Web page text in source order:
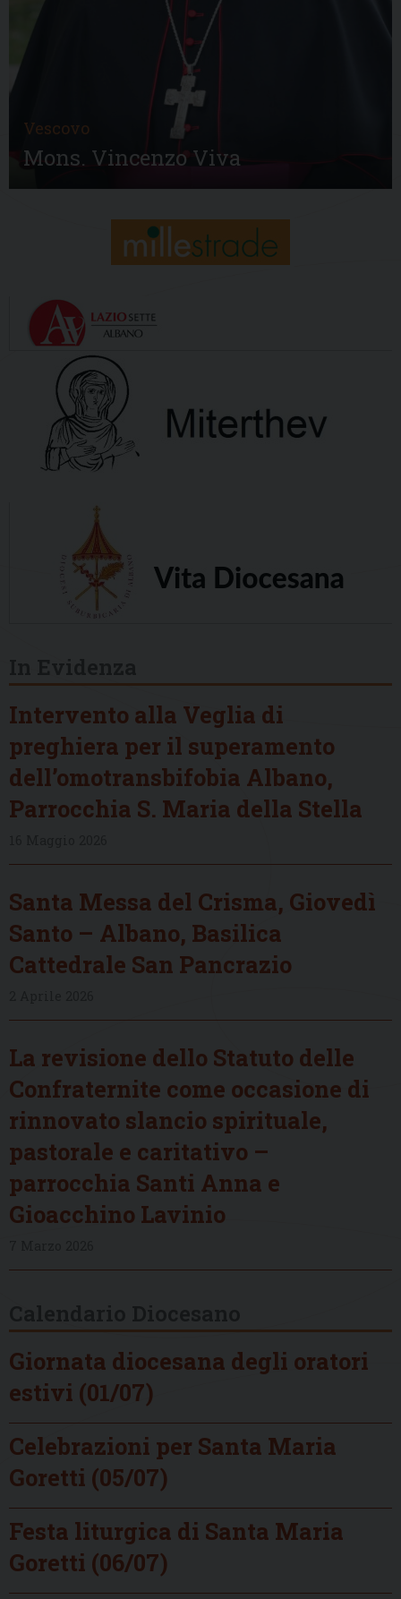
Vescovo
Mons. Vincenzo Viva
Intervento alla Veglia di
preghiera per il superamento
dell’omotransbifobia Albano,
Parrocchia S. Maria della Stella
Santa Messa del Crisma, Giovedì
Santo – Albano, Basilica
Cattedrale San Pancrazio
La revisione dello Statuto delle
Confraternite come occasione di
rinnovato slancio spirituale,
pastorale e caritativo –
parrocchia Santi Anna e
Gioacchino Lavinio
Giornata diocesana degli oratori
estivi (01/07)
Celebrazioni per Santa Maria
Goretti (05/07)
Festa liturgica di Santa Maria
Goretti (06/07)